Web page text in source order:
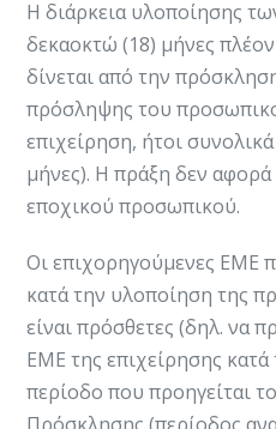
Η διάρκεια υλοποίησης
δεκαοκτώ (18) μήνες
δίνεται από την
πρόσληψης του
επιχείρηση, ήτοι
μήνες). Η πράξη δεν
εποχικού προσωπικού.
Οι επιχορηγούμενες ΕΜΕ
κατά την υλοποίηση της
είναι πρόσθετες (δηλ. να
ΕΜΕ της επιχείρησης
περίοδο που προηγείται